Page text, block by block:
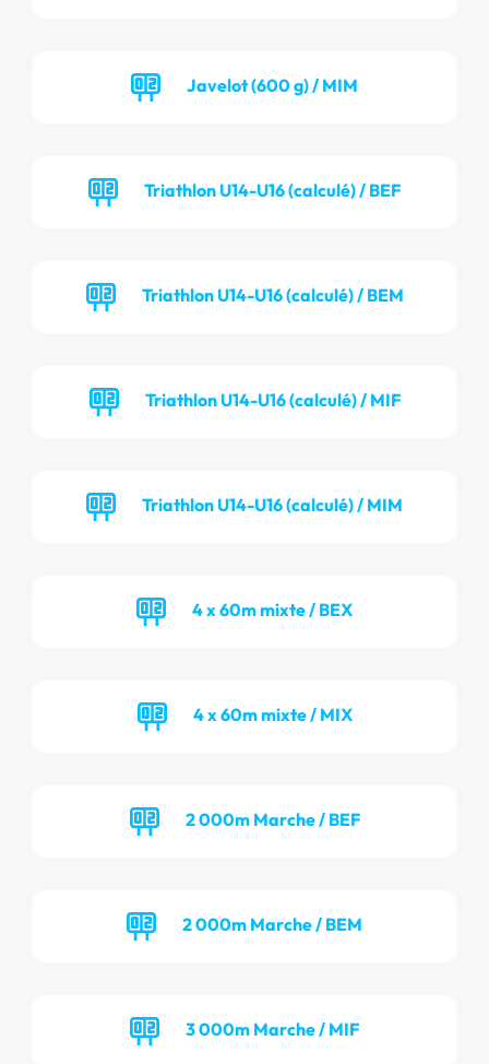
Javelot (600 g) / MIM
Triathlon U14-U16 (calculé) / BEF
Triathlon U14-U16 (calculé) / BEM
Triathlon U14-U16 (calculé) / MIF
Triathlon U14-U16 (calculé) / MIM
4 x 60m mixte / BEX
4 x 60m mixte / MIX
2 000m Marche / BEF
2 000m Marche / BEM
3 000m Marche / MIF